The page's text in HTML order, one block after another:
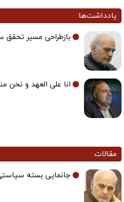
یادداشت‌ها
بازطراحی مسیر
انا علی العهد و نحن
مقالات
جانمایی بسته